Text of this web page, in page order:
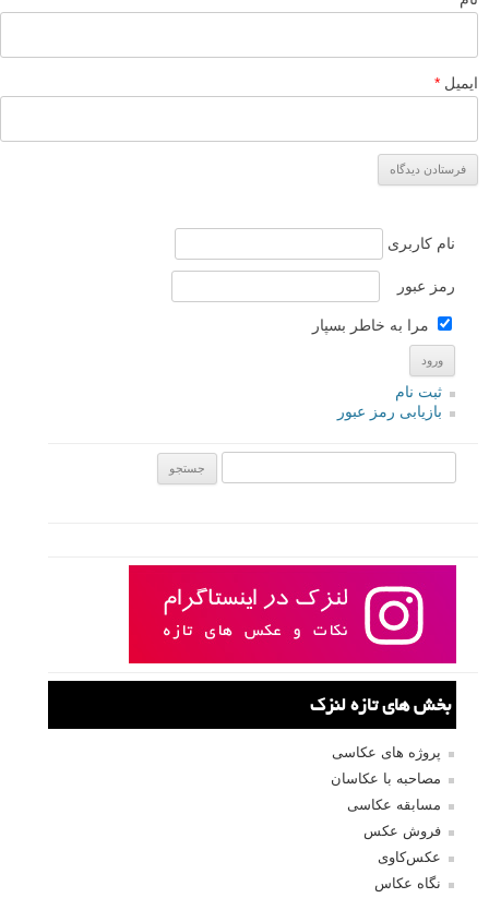
ایمیل *
نام کاربری
رمز عبور
مرا به خاطر بسپار
ثبت نام
بازیابی رمز عبور
بخش های تازه لنزک
پروژه های عکاسی
مصاحبه با عکاسان
مسابقه عکاسی
فروش عکس
عکس‌کاوی
نگاه عکاس